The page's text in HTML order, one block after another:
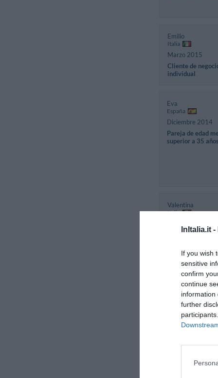
InItalia.it -
If you wish
sensitive
confirm
continue
information
further
Emilio
Italia
Marzo 2015
Cliente de
individual
Eva
España
Diciembre 2014
Pareja de edad
superior a 35 años
Valentina
Italia
Pareja de edad
Vittorio
Agosto 2014
Cliente con